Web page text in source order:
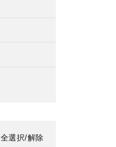
全選択/解除